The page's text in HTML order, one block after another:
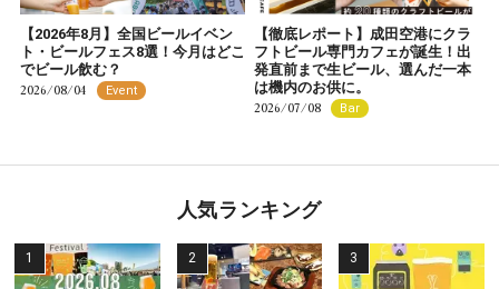
【2026年8月】全国ビールイベン
ト・ビールフェス8選！今月はどこ
でビール飲む？
2026/08/04 Event
【徹底レポート】成田空港にクラ
フトビール専門カフェが誕生！出
発直前まで生ビール、選んだ一本
は機内のお供に。
2026/07/08 Bar
人気ランキング